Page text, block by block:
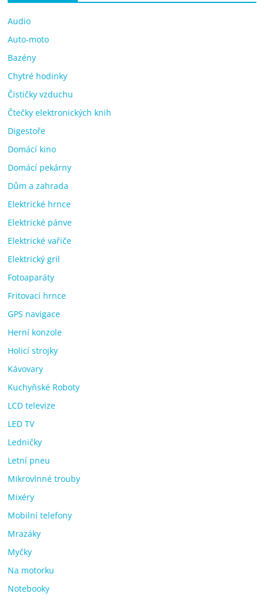
Audio
Auto-moto
Bazény
Chytré hodinky
Čističky vzduchu
Čtečky elektronických knih
Digestoře
Domácí kino
Domácí pekárny
Dům a zahrada
Elektrické hrnce
Elektrické pánve
Elektrické vařiče
Elektrický gril
Fotoaparáty
Fritovací hrnce
GPS navigace
Herní konzole
Holicí strojky
Kávovary
Kuchyňské Roboty
LCD televize
LED TV
Ledničky
Letní pneu
Mikrovlnné trouby
Mixéry
Mobilní telefony
Mrazáky
Myčky
Na motorku
Notebooky